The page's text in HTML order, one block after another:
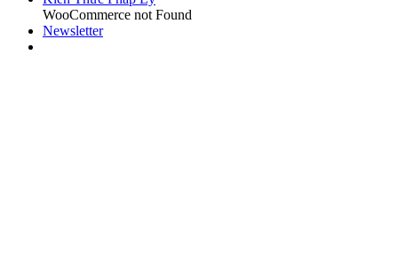
WooCommerce not Found
Newsletter